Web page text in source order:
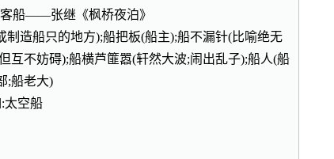
船——张继《枫桥夜泊》
制造船只的地方);船把板(船主);船不漏针(比喻绝无
互不妨碍);船横芦篚嚣(轩然大波;闹出乱子);船人(船
;船老大)
太空船